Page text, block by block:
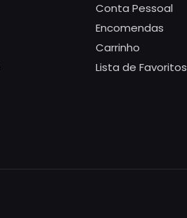
Conta Pessoal
Encomendas
Carrinho
Lista de Favoritos